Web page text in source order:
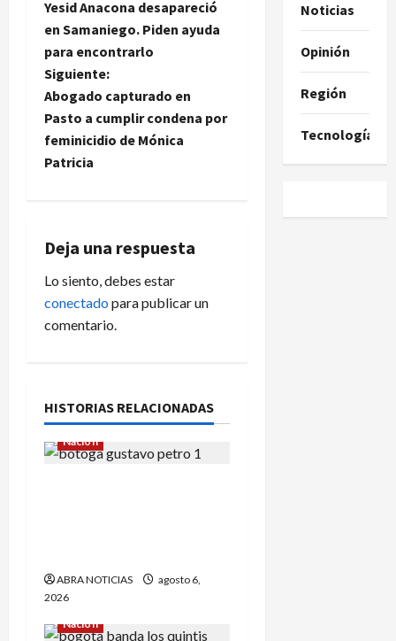
a
v
e
g
a
i
ó
n
e
e
a
d
Yesid Anacona desapareció
en Samaniego. Piden ayuda
para encontrarlo
Siguiente:
Abogado capturado en
Pasto a cumplir condena por
feminicidio de Mónica
Patricia
Deja una respuesta
Lo siento, debes estar
conectado para publicar un
comentario.
HISTORIAS RELACIONADAS
Nación
ABRA NOTICIAS
agosto 6,
2026
Nación
Noticias
Opinión
Región
Tecnología